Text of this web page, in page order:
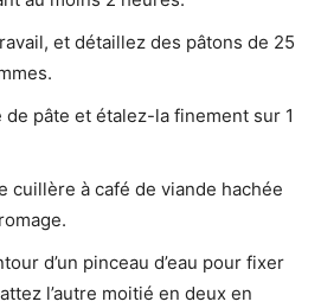
et détaillez des pâtons de 25
pâte et étalez-la finement sur 1
cuillère à café de viande hachée
d’un pinceau d’eau pour fixer
l’autre moitié en deux en